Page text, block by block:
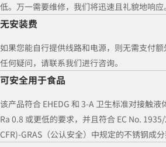
低。万一需要维修，我们将迅速且礼貌地响应。
无安装费
如果您能自行提供线路和电源，则无需支付
任何疑问，请联系我们进行咨询。
可安全用于食品
该产品符合 EHEDG 和 3-A 卫生标准对接触液
Ra 0.8 或更低的要求，并且符合 EC No.
CFR)-GRAS（公认安全）中规定的不锈钢成分